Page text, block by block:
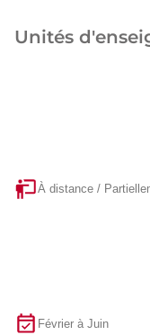
Unités
À distance /
Février à Juin